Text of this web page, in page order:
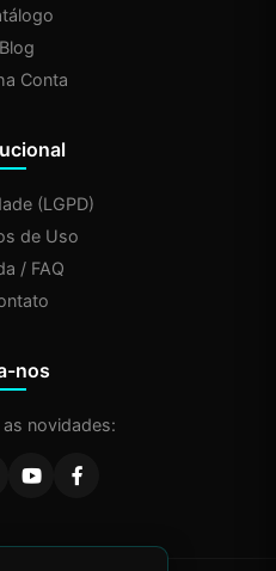
Blog
Conta
(LGPD)
de Uso
/ FAQ
nos
novidades: